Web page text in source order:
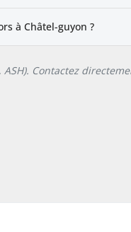
à Châtel-guyon ?
Contactez